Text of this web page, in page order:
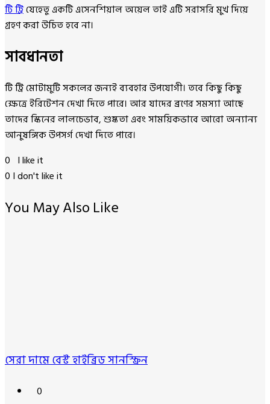
টি ট্রিযেহেতু একটি এসেনশিয়াল অয়েল তাই এটি সরাসরি মুখ দিয়ে
গ্রহণ করা উচিত হবে না।
সাবধানতা
টি ট্রি মোটামুটি সকলের জন্যই ব্যবহার উপযোগী। তবে কিছু কিছু
ক্ষেত্রে ইরিটেশন দেখা দিতে পারে। আর যাদের ব্রণের সমস্যা আছে
তাদের স্কিনের লালচেভাব, শুষ্কতা এবং সাময়িকভাবে আরো অন্যান্য
আনুষঙ্গিক উপসর্গ দেখা দিতে পারে।
0 I like it
0 I don't like it
You May Also Like
সেরা দামে বেস্ট হাইব্রিড সানস্ক্রিন
0